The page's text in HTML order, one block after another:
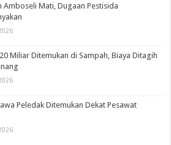
Amboseli Mati, Dugaan Pestisida
Miliar Ditemukan di Sampah, Biaya Ditagih
Peledak Ditemukan Dekat Pesawat